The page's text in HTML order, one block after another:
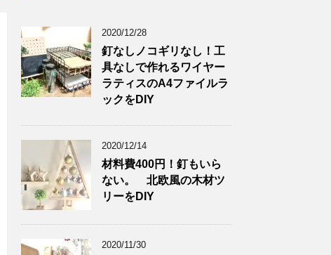
2020/12/28
釘なしノコギリなし！工
具なしで作れるワイヤー
ラティスのA4ファイルラ
ックをDIY
2020/12/14
材料費400円！釘もいら
ない。 北欧風の木材ツ
リーをDIY
2020/11/30